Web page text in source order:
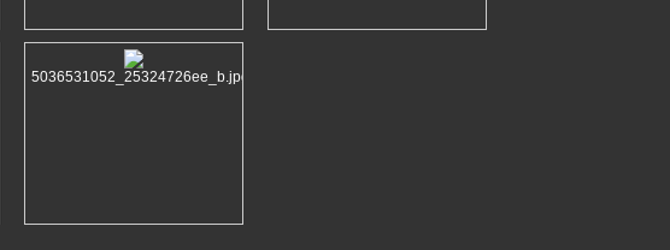
5036531052_25324726ee_b.jpg